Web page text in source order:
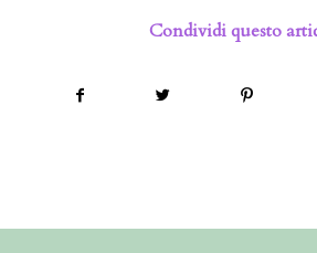
Condividi questo